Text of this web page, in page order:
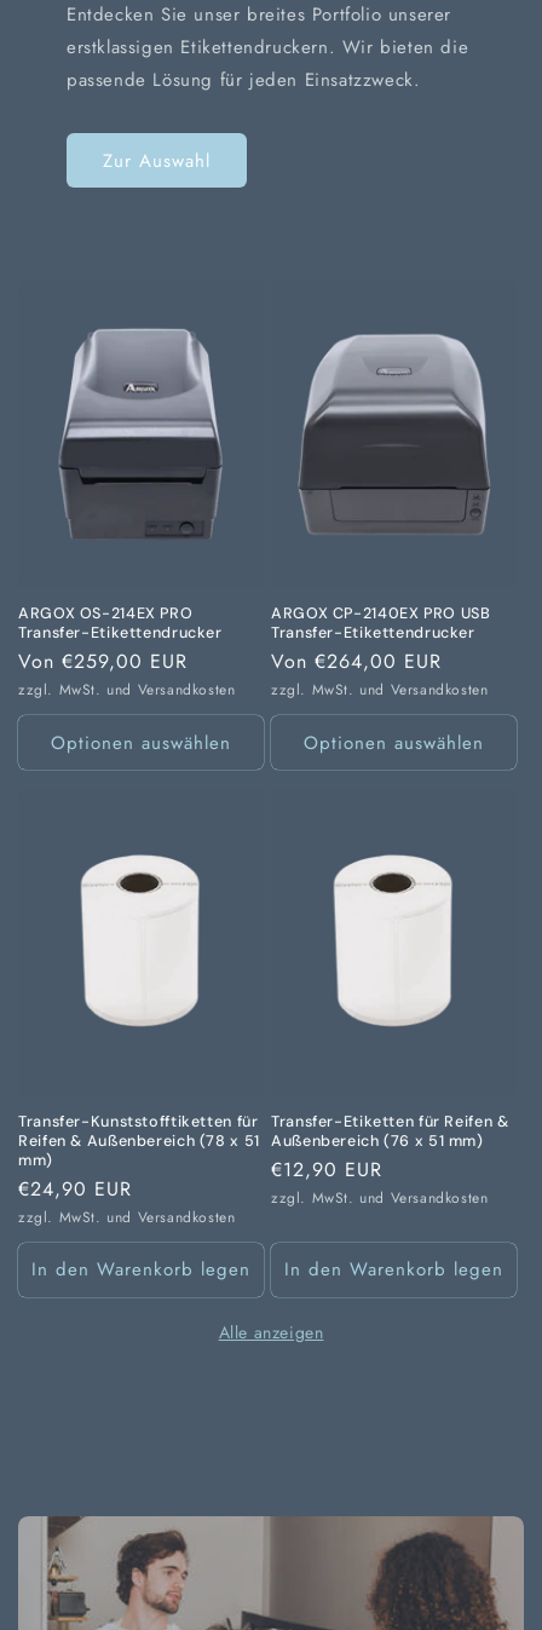
Entdecken Sie unser breites Portfolio unserer
erstklassigen Etikettendruckern. Wir bieten die
passende Lösung für jeden Einsatzzweck.
Zur Auswahl
ARGOX OS-214EX PRO
Transfer-Etikettendrucker
Normaler
Preis
Von €259,00 EUR
zzgl. MwSt. und Versandkosten
Optionen auswählen
ARGOX CP-2140EX PRO USB
Transfer-Etikettendrucker
Normaler
Preis
Von €264,00 EUR
zzgl. MwSt. und Versandkosten
Optionen auswählen
Transfer-Kunststofftiketten für
Reifen & Außenbereich (78 x 51
mm)
Normaler
Preis
€24,90 EUR
zzgl. MwSt. und Versandkosten
In den Warenkorb legen
Transfer-Etiketten für Reifen &
Außenbereich (76 x 51 mm)
Normaler
Preis
€12,90 EUR
zzgl. MwSt. und Versandkosten
In den Warenkorb legen
Alle anzeigen